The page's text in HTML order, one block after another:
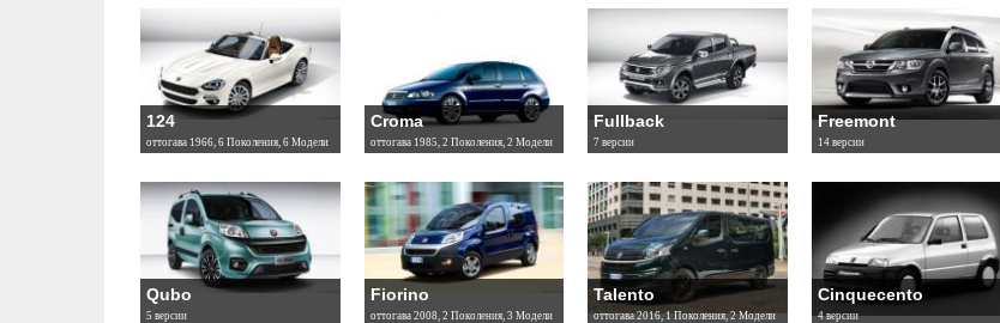
124
оттогава 1966, 6 Поколения, 6 Модели
Croma
оттогава 1985, 2 Поколения, 2 Модели
Fullback
7 версии
Freemont
14 версии
Qubo
5 версии
Fiorino
оттогава 2008, 2 Поколения, 3 Модели
Talento
оттогава 2016, 1 Поколения, 2 Модели
Cinquecento
4 версии